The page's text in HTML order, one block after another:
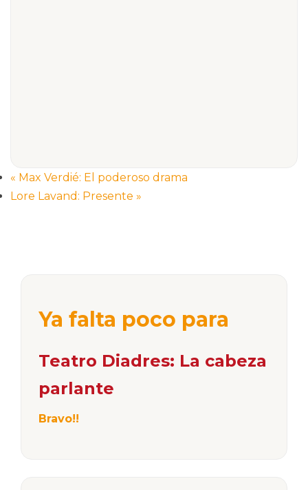
« Max Verdié: El poderoso drama
Lore Lavand: Presente »
Ya falta poco para
Teatro Diadres: La cabeza
parlante
Bravo!!